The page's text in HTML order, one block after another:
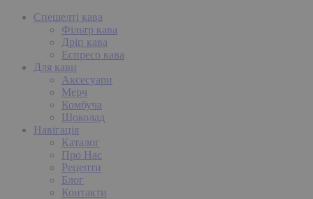
Спешелті кава
Фільтр кава
Дріп кава
Еспресо кава
Для кави
Аксесуари
Мерч
Комбуча
Шоколад
Навігація
Каталог
Про Нас
Рецепти
Блог
Контакти